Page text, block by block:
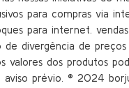
para compras via
para internet.
divergência de
valores dos produtos
aviso prévio. ®️ 2024